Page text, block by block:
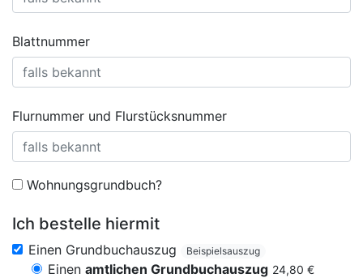
Blattnummer
Flurnummer und Flurstücksnummer
Wohnungsgrundbuch?
Ich bestelle hiermit
Einen Grundbuchauszug Beispielsauszug
Einen amtlichen Grundbuchauszug 24,80 €